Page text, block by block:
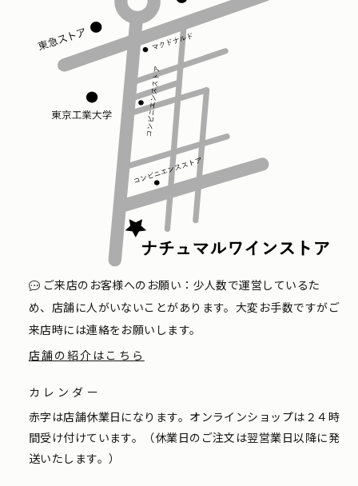
ご来店のお客様へのお願い：少人数で運営しているた
め、店舗に人がいないことがあります。大変お手数ですがご
来店時には連絡をお願いします。
店舗の紹介はこちら
カレンダー
赤字は店舗休業日になります。オンラインショップは２４時
間受け付けています。（休業日のご注文は翌営業日以降に発
送いたします。）